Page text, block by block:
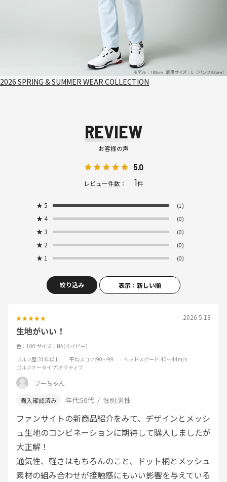
2026 SPRING & SUMMER WEAR COLLECTION
REVIEW
お客様の声
5.0
レビュー件数： 1件
★ 5 (1)
★ 4 (0)
★ 3 (0)
★ 2 (0)
★ 1 (0)
絞り込み 表示：新しい順
2026.5.18
生地がいい！
色：100 サイズ：NA(ネイビー)
ゴルフ歴:31年以上 平均スコア:90～99 ヘッドスピード:40～44m/s
ゴルファータイプ:アクティブ
ブーちゃん
年代:50代 性別:男性
ファンサイトの新商品紹介をみて、デザインとメッシ
ュ生地のコンビネーションに期待して購入しましたが
大正解！
通気性、軽さはもちろんのこと、ドット柄とメッシュ
素材の組み合わせが接触感にもいい影響を与えている